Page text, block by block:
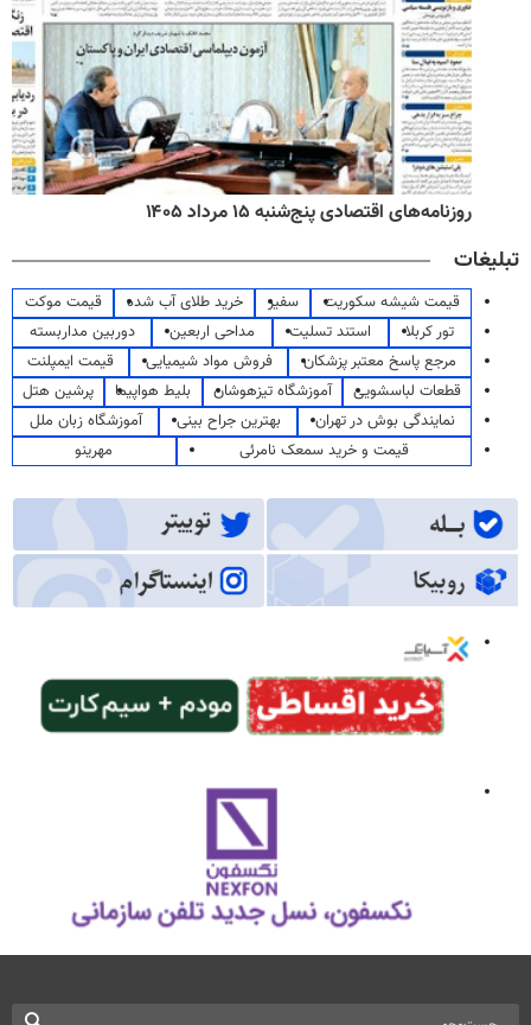
روزنامه‌های اقتصادی پنج‌شنبه ۱۵ مرداد ۱۴۰۵
تبلیغات
قیمت شیشه سکوریت سفیر خرید طلای آب شده
قیمت موکت
تور کربلا
استند تسلیت مداحی اربعین
دوربین مداربسته
مرجع پاسخ معتبر پزشکان
فروش مواد شیمیایی
قیمت ایمپلنت
قطعات لباسشویی
آموزشگاه تیزهوشان بلیط هواپیما
پرشین هتل
نمایندگی بوش در تهران
بهترین جراح بینی
آموزشگاه زبان ملل
قیمت و خرید سمعک نامرئی
مهرینو